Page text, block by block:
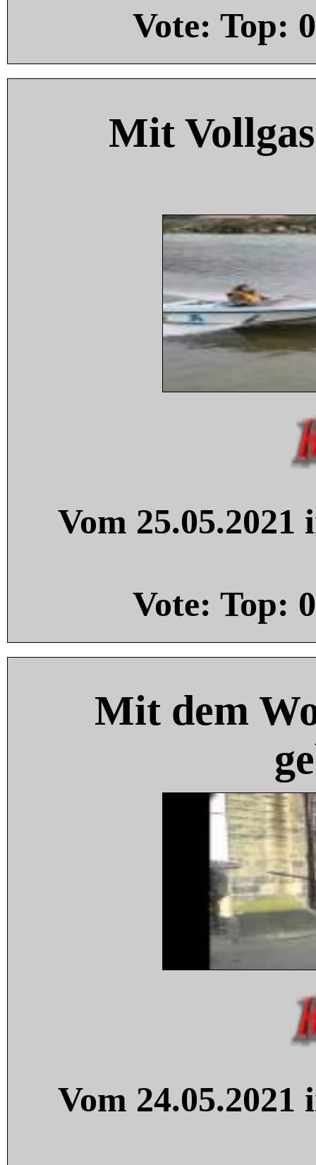
Vote: Top: 0
Mit
Vom
Vote: Top: 0
Mit dem
Vom